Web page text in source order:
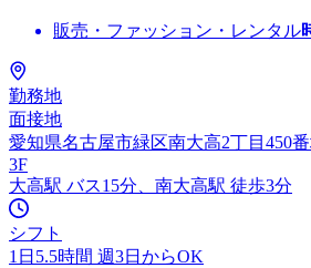
販売・ファッション・レンタル
勤務地
面接地
愛知県名古屋市緑区南大高2丁目450
3F
大高駅 バス15分、南大高駅 徒歩3分
シフト
1日5.5時間 週3日からOK